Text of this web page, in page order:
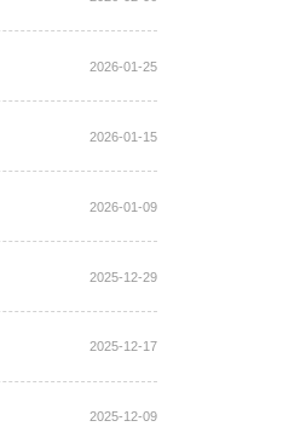
2026-01-25
2026-01-15
2026-01-09
2025-12-29
2025-12-17
2025-12-09